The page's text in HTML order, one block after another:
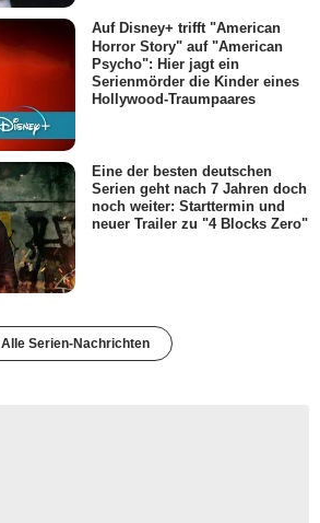
Auf Disney+ trifft "American
Horror Story" auf "American
Psycho": Hier jagt ein
Serienmörder die Kinder eines
Hollywood-Traumpaares
Eine der besten deutschen
Serien geht nach 7 Jahren doch
noch weiter: Starttermin und
neuer Trailer zu "4 Blocks Zero"
Alle Serien-Nachrichten